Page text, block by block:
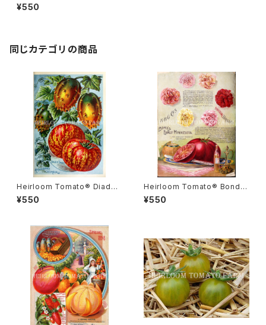
エアルーム・トマト・アヴィウリ
¥550
同じカテゴリの商品
Heirloom Tomato® Diade
m エアルーム・トマト・ダイアデ
ム
¥550
Heirloom Tomato® Bond's
Early Minnesota エアルーム・
トマト・ボンズ・アーリー・ミネソ
¥550